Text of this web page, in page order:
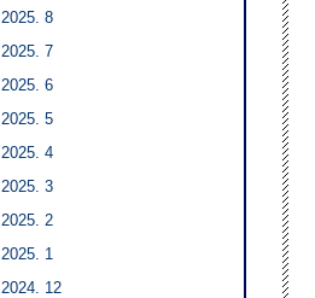
2025. 8
2025. 7
2025. 6
2025. 5
2025. 4
2025. 3
2025. 2
2025. 1
2024. 12